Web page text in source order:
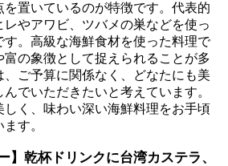
置いているのが特徴です。代表的
やアワビ、ツバメの巣などを使っ
す。高級な海鮮食材を使った料理で
の象徴として捉えられることが多
ご予算に関係なく、どなたにも美
でいただきたいと考えています。
しく、味わい深い海鮮料理をお手頃
す。
】乾杯ドリンクに台湾カステラ、